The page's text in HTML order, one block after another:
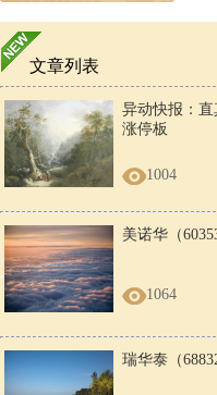
文章列表
异动快报：直
涨停板
1004
美诺华（
1064
瑞华泰（